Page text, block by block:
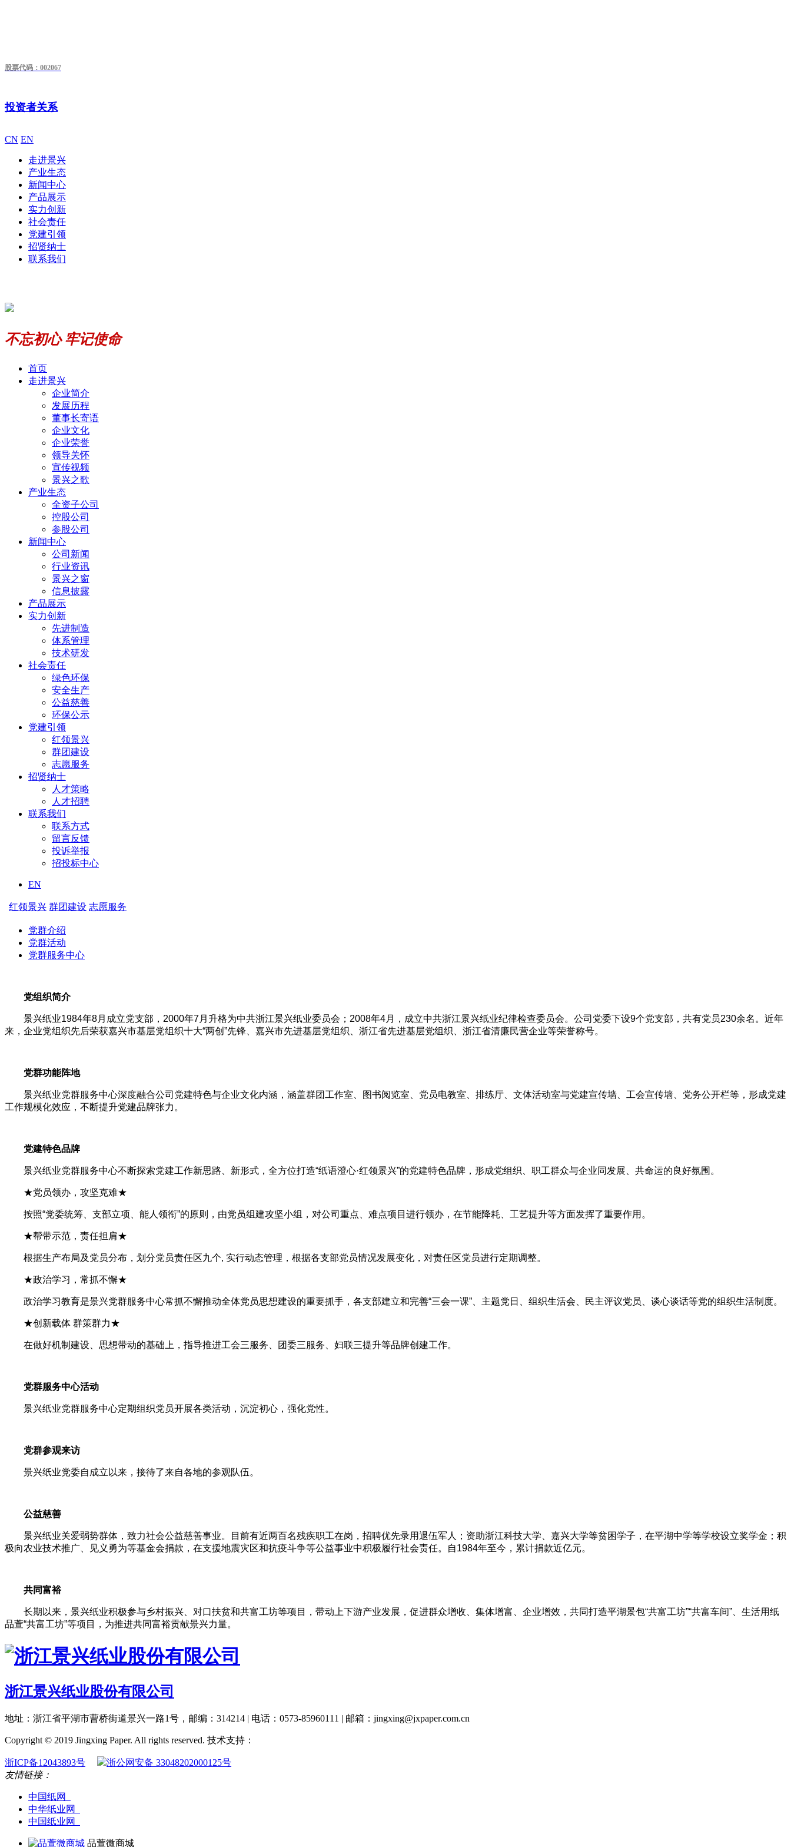
股票代码：002067
投资者关系
CN EN
走进景兴
产业生态
新闻中心
产品展示
实力创新
社会责任
党建引领
招贤纳士
联系我们
不忘初心 牢记使命
首页
走进景兴
企业简介
发展历程
董事长寄语
企业文化
企业荣誉
领导关怀
宣传视频
景兴之歌
产业生态
全资子公司
控股公司
参股公司
新闻中心
公司新闻
行业资讯
景兴之窗
信息披露
产品展示
实力创新
先进制造
体系管理
技术研发
社会责任
绿色环保
安全生产
公益慈善
环保公示
党建引领
红领景兴
群团建设
志愿服务
招贤纳士
人才策略
人才招聘
联系我们
联系方式
留言反馈
投诉举报
招投标中心
EN
红领景兴 群团建设 志愿服务
党群介绍
党群活动
党群服务中心
党组织简介
景兴纸业1984年8月成立党支部，2000年7月升格为中共浙江景兴纸业委员会；2008年4月， 成立中共浙江景兴纸业纪律检查委员会。 公司党委下设9个党支部，共有党员230余名。近年
来， 企业党组织先后荣获嘉兴市基层党组织十大“两创”先锋、嘉兴市先进基层党组织、浙江省先进基层党组织、浙江省清廉民营企业等荣誉称号。
党群功能阵地
景兴纸业党群服务中心深度融合公司党建特色与企业文化内涵，涵盖群团工作室、图书阅览室、党员电教室、排练厅、文体活动室与党建宣传墙、工会宣传墙、党务公开栏等，形成党建
工作规模化效应，不断提升党建品牌张力。
党建特色品牌
景兴纸业党群服务中心不断探索党建工作新思路、新形式，全方位打造“纸语澄心·红领景兴”的党建特色品牌，形成党组织、 职工群众与企业同发展、共命运的良好氛围。
★党员领办，攻坚克难★
按照“党委统筹、支部立项、能人领衔”的原则， 由党员组建攻坚小组，对公司重点、难点项目进行领办，在节能降耗、工艺提升等方面发挥了重要作用。
★帮带示范，责任担肩★
根据生产布局及党员分布，划分党员责任区九个, 实行动态管理，根据各支部党员情况发展变化，对责任区党员进行定期调整。
★政治学习，常抓不懈★
政治学习教育是景兴党群服务中心常抓不懈推动全体党员思想建设的重要抓手，各支部建立和完善“三会一课”、主题党日、组织生活会、民主评议党员、 谈心谈话等党的组织生活制度。
★创新载体 群策群力★
在做好机制建设、思想带动的基础上，指导推进工会三服务、团委三服务、妇联三提升等品牌创建工作。
党群服务中心活动
景兴纸业党群服务中心定期组织党员开展各类活动，沉淀初心，强化党性。
党群参观来访
景兴纸业党委自成立以来，接待了来自各地的参观队伍。
公益慈善
景兴纸业关爱弱势群体，致力社会公益慈善事业。目前有近两百名残疾职工在岗，招聘优先录用退伍军人；资助浙江科技大学、嘉兴大学等贫困学子， 在平湖中学等学校设立奖学金；积
极向农业技术推广、见义勇为等基金会捐款，在支援地震灾区和抗疫斗争等公益事业中积极履行社会责任。自1984年至今，累计捐款近亿元。
共同富裕
长期以来，景兴纸业积极参与乡村振兴、对口扶贫和共富工坊等项目，带动上下游产业发展，促进群众增收、集体增富、企业增效，共同打造平湖景包“共富工坊”“共富车间”、生活用纸
品萱“共富工坊”等项目，为推进共同富裕贡献景兴力量。
浙江景兴纸业股份有限公司
地址：浙江省平湖市曹桥街道景兴一路1号，邮编：314214 | 电话：0573-85960111 | 邮箱：jingxing@jxpaper.com.cn
Copyright © 2019 Jingxing Paper. All rights reserved. 技术支持：
浙ICP备12043893号
浙公网安备 33048202000125号
友情链接：
中国纸网
中华纸业网
中国纸业网
品萱微商城